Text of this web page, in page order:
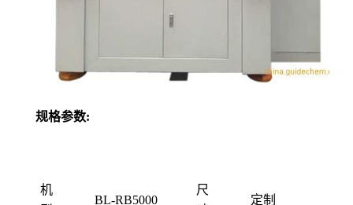
规格参数:
机
BL-RB5000
尺
定制